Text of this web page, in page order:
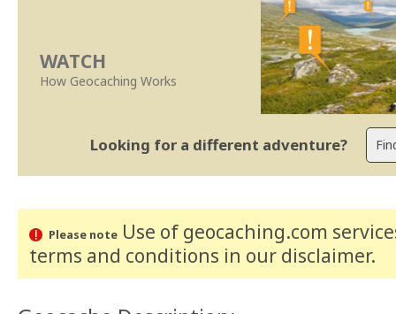
WATCH
How Geocaching Works
Looking for a different adventure?
Please noteUse of geocaching.com
terms and conditions in our disclaimer.